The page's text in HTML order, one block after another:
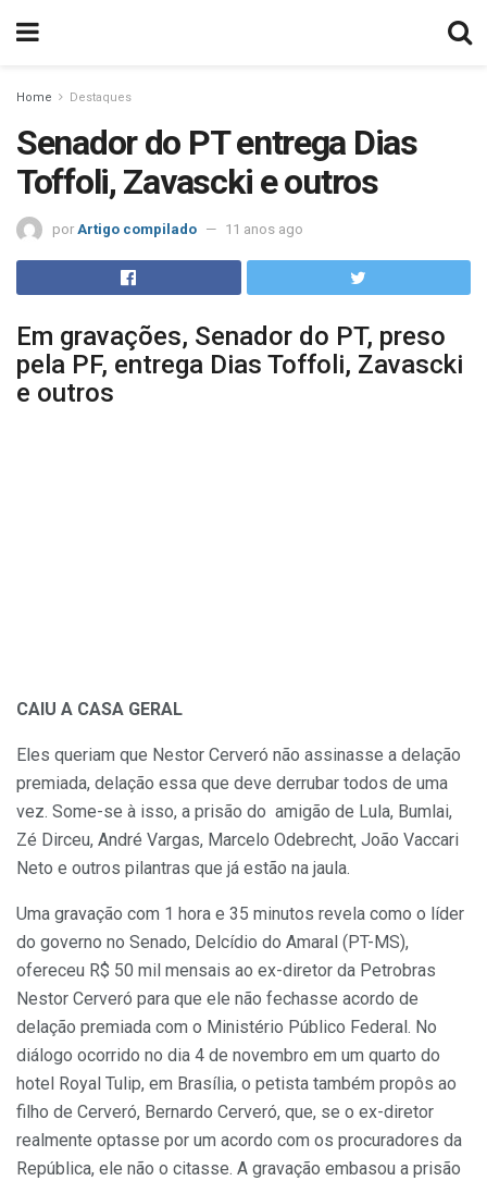
Home Destaques
Senador do PT entrega Dias
Toffoli, Zavascki e outros
por Artigo compilado 11 anos ago
Em gravações, Senador do PT, preso
pela PF, entrega Dias Toffoli, Zavascki
e outros
CAIU A CASA GERAL
Eles queriam que Nestor Cerveró não assinasse a delação
premiada, delação essa que deve derrubar todos de uma
vez. Some-se à isso, a prisão do amigão de Lula, Bumlai,
Zé Dirceu, André Vargas, Marcelo Odebrecht, João Vaccari
Neto e outros pilantras que já estão na jaula.
Uma gravação com 1 hora e 35 minutos revela como o líder
do governo no Senado, Delcídio do Amaral (PT-MS),
ofereceu R$ 50 mil mensais ao ex-diretor da Petrobras
Nestor Cerveró para que ele não fechasse acordo de
delação premiada com o Ministério Público Federal. No
diálogo ocorrido no dia 4 de novembro em um quarto do
hotel Royal Tulip, em Brasília, o petista também propôs ao
filho de Cerveró, Bernardo Cerveró, que, se o ex-diretor
realmente optasse por um acordo com os procuradores da
República, ele não o citasse. A gravação embasou a prisão